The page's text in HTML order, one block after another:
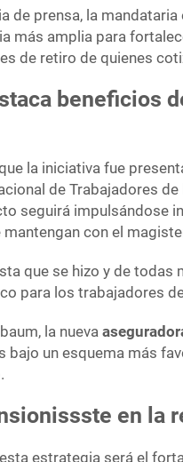
de prensa, la
más amplia para
de retiro de quienes
beneficios
la iniciativa fue
de Trabajadores de
seguirá impulsándose
con el
que se hizo y de todas
para los trabajadores
la nueva
bajo un esquema más
en la
estrategia será el